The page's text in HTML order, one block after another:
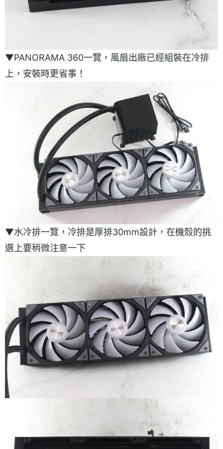
▼PANORAMA 360一覽，風扇出廠已經組裝在冷排
上，安裝時更省事！
▼水冷排一覽，冷排是厚排30mm設計，在機殼的挑
選上要稍微注意一下